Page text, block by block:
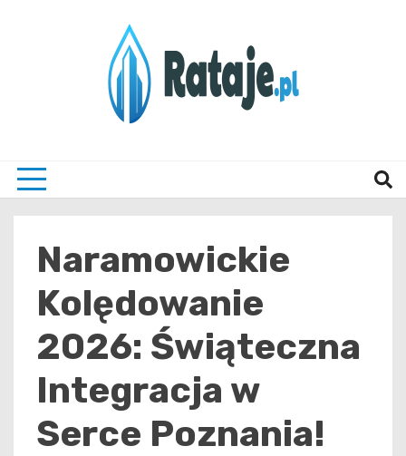
Naramowickie
Kolędowanie
2026: Świąteczna
Integracja w
Serce Poznania!